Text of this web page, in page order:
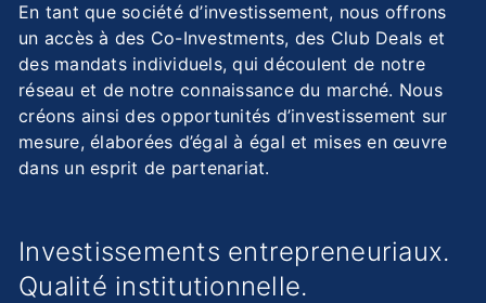
En tant que société d’investissement, nous offrons
un accès à des Co-Investments, des Club Deals et
des mandats individuels, qui découlent de notre
réseau et de notre connaissance du marché. Nous
créons ainsi des opportunités d’investissement sur
mesure, élaborées d’égal à égal et mises en œuvre
dans un esprit de partenariat.
Investissements entrepreneuriaux.
Qualité institutionnelle.